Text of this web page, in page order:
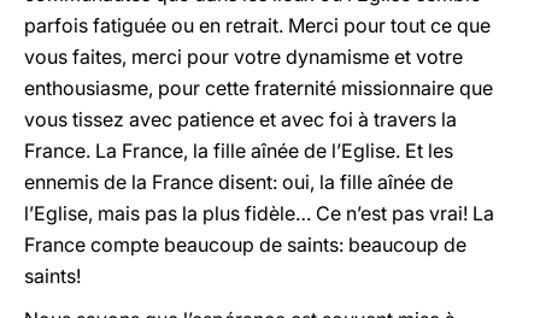
parfois fatiguée ou en retrait. Merci pour tout ce que
vous faites, merci pour votre dynamisme et votre
enthousiasme, pour cette fraternité missionnaire que
vous tissez avec patience et avec foi à travers la
France. La France, la fille aînée de l’Eglise. Et les
ennemis de la France disent: oui, la fille aînée de
l’Eglise, mais pas la plus fidèle… Ce n’est pas vrai! La
France compte beaucoup de saints: beaucoup de
saints!